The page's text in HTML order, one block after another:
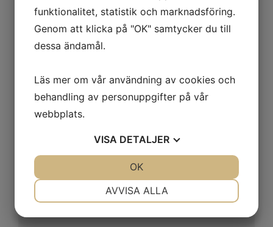
Vaccinering - Ducat (kattsnuva) 520 kr
Vaccinering - Rabies
Vaccination och chipmärkning (kull)
Besiktningspaket (vaccination +
chipmärkning + besiktning av
kull/kattunge)
950 kr
funktionalitet, statistik och marknadsföring.
Genom att klicka på "OK" samtycker du till
dessa ändamål.
Läs mer om vår användning av cookies och
behandling av personuppgifter på vår
webbplats.
VISA DETALJER
AVVISA ALLA
OK